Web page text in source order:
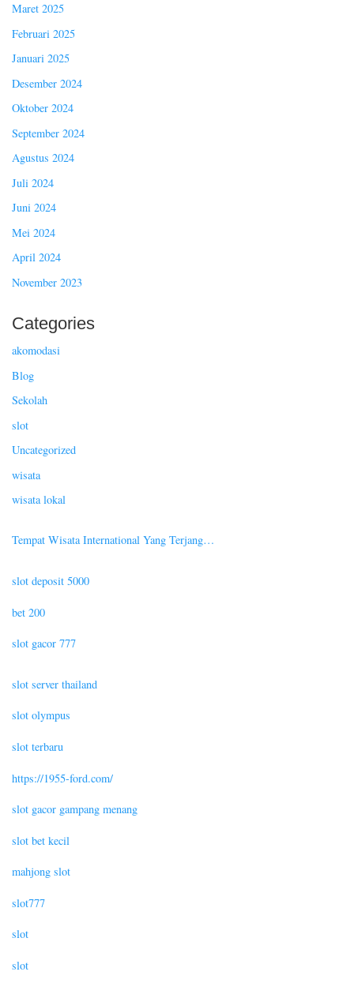
Maret 2025
Februari 2025
Januari 2025
Desember 2024
Oktober 2024
September 2024
Agustus 2024
Juli 2024
Juni 2024
Mei 2024
April 2024
November 2023
Categories
akomodasi
Blog
Sekolah
slot
Uncategorized
wisata
wisata lokal
Tempat Wisata International Yang Terjang…
slot deposit 5000
bet 200
slot gacor 777
slot server thailand
slot olympus
slot terbaru
https://1955-ford.com/
slot gacor gampang menang
slot bet kecil
mahjong slot
slot777
slot
slot